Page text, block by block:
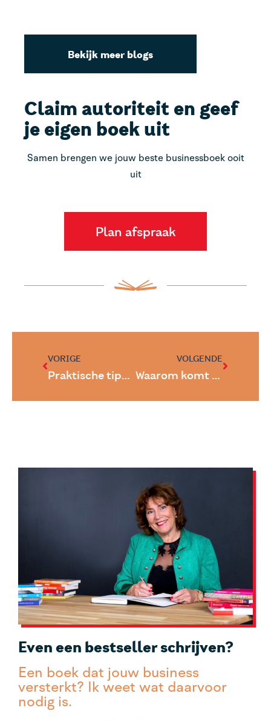
Bekijk meer blogs
Claim autoriteit en geef
je eigen boek uit
Samen brengen we jouw beste businessboek ooit
uit
Plan afspraak
VORIGE
Praktische tips om uit een schrijversdip te komen
VOLGENDE
Waarom komt deze tekst op dit moment in jouw leven?
Even een bestseller schrijven?
Een boek dat jouw business
versterkt? Ik weet wat daarvoor
nodig is.